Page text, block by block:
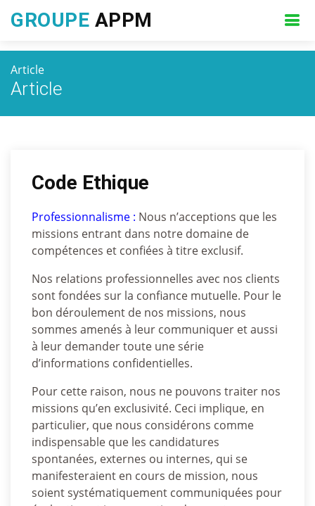
GROUPE APPM
Article
Article
Code Ethique
Professionnalisme : Nous n’acceptions que les
missions entrant dans notre domaine de
compétences et confiées à titre exclusif.
Nos relations professionnelles avec nos clients
sont fondées sur la confiance mutuelle. Pour le
bon déroulement de nos missions, nous
sommes amenés à leur communiquer et aussi
à leur demander toute une série
d’informations confidentielles.
Pour cette raison, nous ne pouvons traiter nos
missions qu’en exclusivité. Ceci implique, en
particulier, que nous considérons comme
indispensable que les candidatures
spontanées, externes ou internes, qui se
manifesteraient en cours de mission, nous
soient systématiquement communiquées pour